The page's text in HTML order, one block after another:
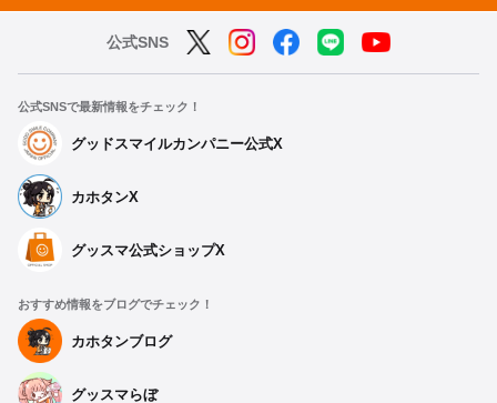
公式SNS
公式SNSで最新情報をチェック！
グッドスマイルカンパニー公式X
カホタンX
グッスマ公式ショップX
おすすめ情報をブログでチェック！
カホタンブログ
グッスマらぼ